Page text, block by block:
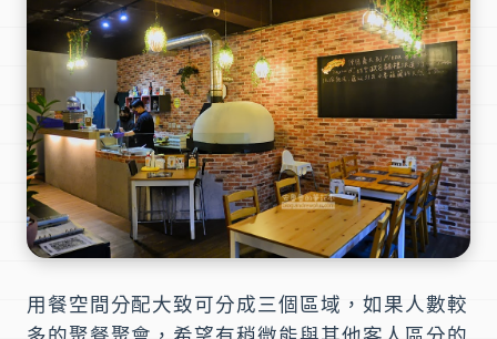
用餐空間分配大致可分成三個區域，如果人數較